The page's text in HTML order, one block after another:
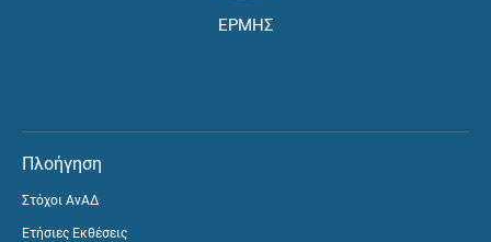
ΕΡΜΗΣ
Πλοήγηση
Στόχοι ΑνΑΔ
Ετήσιες Εκθέσεις